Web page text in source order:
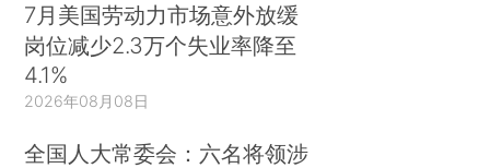
7月美国劳动力市场意外放缓
岗位减少2.3万个失业率降至
4.1%
2026年08月08日
全国人大常委会：六名将领涉